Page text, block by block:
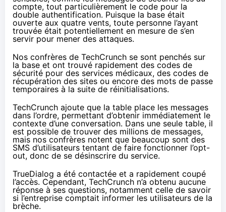
compte, tout particulièrement le code pour la
double authentification. Puisque la base était
ouverte aux quatre vents, toute personne l’ayant
trouvée était potentiellement en mesure de s’en
servir pour mener des attaques.
Nos confrères de TechCrunch se sont penchés sur
la base et ont trouvé rapidement des codes de
sécurité pour des services médicaux, des codes de
récupération des sites ou encore des mots de passe
temporaires à la suite de réinitialisations.
TechCrunch ajoute que la table place les messages
dans l’ordre, permettant d’obtenir immédiatement le
contexte d’une conversation. Dans une seule table, il
est possible de trouver des millions de messages,
mais nos confrères notent que beaucoup sont des
SMS d’utilisateurs tentant de faire fonctionner l’opt-
out, donc de se désinscrire du service.
TrueDialog a été contactée et a rapidement coupé
l’accès. Cependant, TechCrunch n’a obtenu aucune
réponse à ses questions, notamment celle de savoir
si l’entreprise comptait informer les utilisateurs de la
brèche.